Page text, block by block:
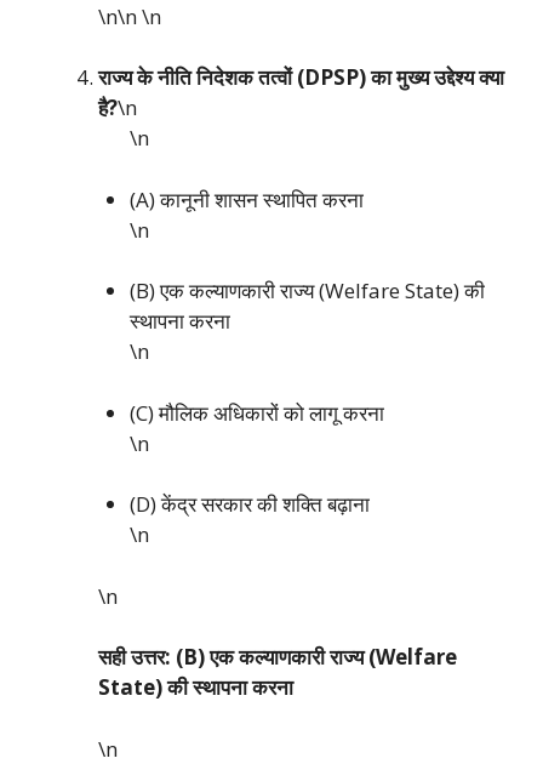
\n\n\n
राज्य के नीति निदेशक तत्वों (DPSP) का मुख्य उद्देश्य क्या
है?\n
\n
(A) कानूनी शासन स्थापित करना
\n
(B) एक कल्याणकारी राज्य (Welfare State) की
स्थापना करना
\n
(C) मौलिक अधिकारों को लागू करना
\n
(D) केंद्र सरकार की शक्ति बढ़ाना
\n
\n
सही उत्तर: (B) एक कल्याणकारी राज्य (Welfare
State) की स्थापना करना
\n